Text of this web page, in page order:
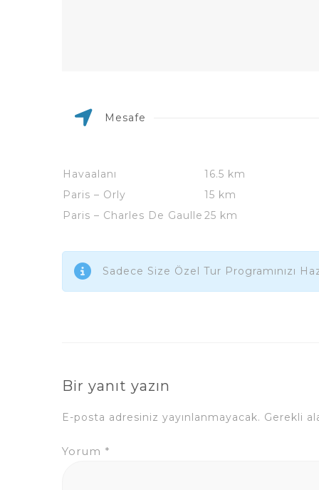
Mesafe
Havaalanı
16.5 km
Paris – Orly
15 km
Paris – Charles De Gaulle 25 km
Sadece Size Özel Tur Programınızı
Bir yanıt yazın
E-posta adresiniz yayınlanmayacak. Gerekli
Yorum *